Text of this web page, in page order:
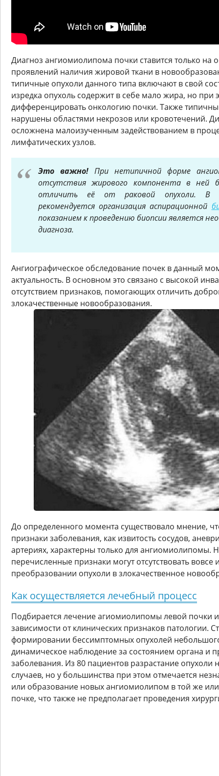
Диагноз ангиомиолипома почки ставится только на
проявлений наличия жировой ткани в
типичные опухоли данного типа включают в свой
изредка опухоль содержит в себе мало жира, но при
дифференцировать онкологию почки. Также
нарушены областями некрозов или кровотечений.
осложнена малоизученным задействованием в
лимфатических узлов.
Это важно! При нетипичной форме
отсутствия жирового компонента в ней
отличить её от раковой опухоли. В
рекомендуется организация аспирационной
показанием к проведению биопсии является
диагноза.
Ангиографическое обследование почек в данный
актуальность. В основном это связано с высокой
отсутствием признаков, помогающих отличить
злокачественные новообразования.
До определенного момента существовало мнение,
признаки заболевания, как извитость сосудов,
артериях, характерны только для ангиомиолипомы.
перечисленные признаки могут отсутствовать вовсе
преобразовании опухоли в злокачественное
Как осуществляется лечебный процесс
Подбирается лечение агиомиолипомы левой почки
зависимости от клинических признаков патологии.
формировании бессимптомных опухолей
динамическое наблюдение за состоянием органа и
заболевания. Из 80 пациентов разрастание опухоли
случаев, но у большинства при этом отмечается
или образование новых ангиомиолипом в той же
почке, что также не предполагает проведения